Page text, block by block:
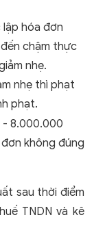
lập hóa đơn
chậm thực
nhẹ.
nhẹ thì phạt
phạt.
8.000.000
không đúng
sau thời điểm
TNDN và kê